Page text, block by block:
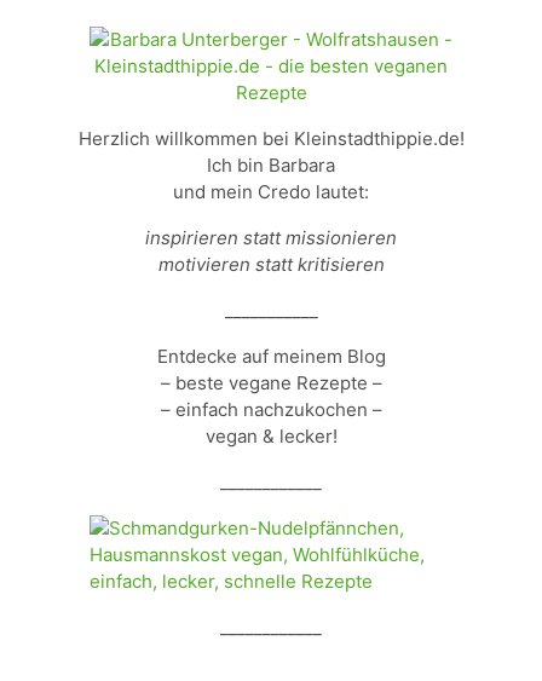
Herzlich willkommen bei Kleinstadthippie.de!
Ich bin Barbara
und mein Credo lautet:
inspirieren statt missionieren
motivieren statt kritisieren
Entdecke auf meinem Blog
– beste vegane Rezepte –
– einfach nachzukochen –
vegan & lecker!